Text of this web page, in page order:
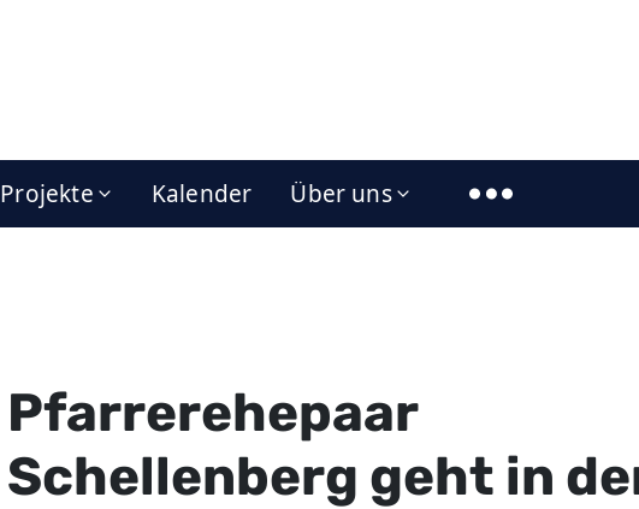
Projekte Kalender Über uns
Pfarrerehepaar
Schellenberg geht in